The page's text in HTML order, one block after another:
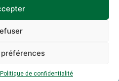
Politique de confidentialité
infolettre dès
: